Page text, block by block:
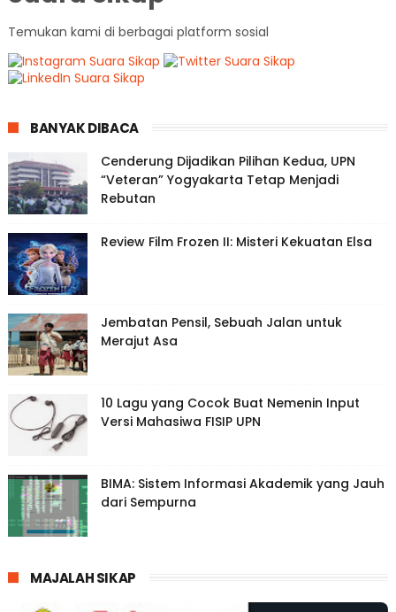
Temukan kami di berbagai platform sosial
BANYAK DIBACA
Cenderung Dijadikan Pilihan Kedua, UPN
“Veteran” Yogyakarta Tetap Menjadi
Rebutan
Review Film Frozen II: Misteri Kekuatan Elsa
Jembatan Pensil, Sebuah Jalan untuk
Merajut Asa
10 Lagu yang Cocok Buat Nemenin Input
Versi Mahasiwa FISIP UPN
BIMA: Sistem Informasi Akademik yang Jauh
dari Sempurna
MAJALAH SIKAP